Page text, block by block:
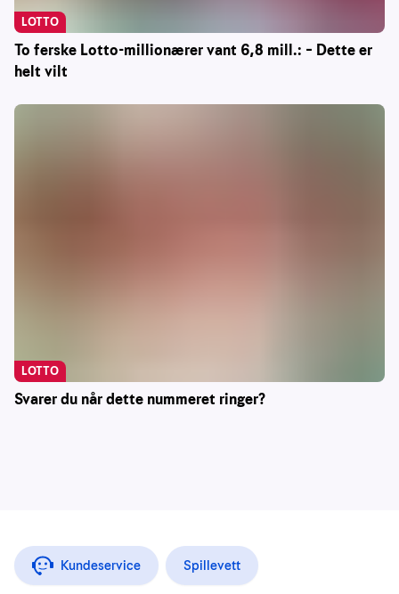
To ferske Lotto-millionærer vant 6,8 mill.: – Dette er
helt vilt
LOTTO
Svarer du når dette nummeret ringer?
LOTTO
Kundeservice Spillevett